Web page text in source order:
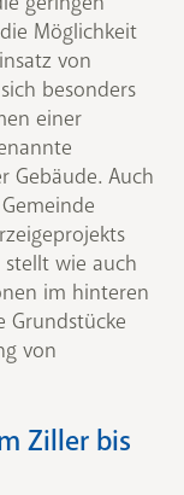
Möglichkeit
von
besonders
einer
Gebäude. Auch
stellt wie auch
im hinteren
Grundstücke
von
Ziller bis